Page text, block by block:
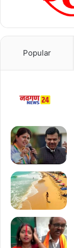
Popular